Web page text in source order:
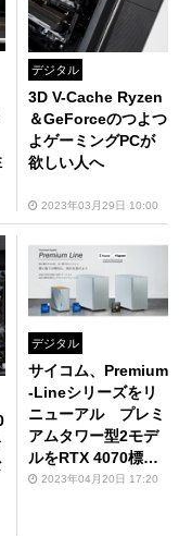
デジタル
3D V-Cache Ryzen
＆GeForceのつよつ
よゲーミングPCが
欲しい人へ
2023年03月29日 10:00
デジタル
サイコム、Premium
-Lineシリーズをリ
ニューアル プレミ
アムタワー型2モデ
ルをRTX 4070標準
搭載に
2023年04月20日 17:20